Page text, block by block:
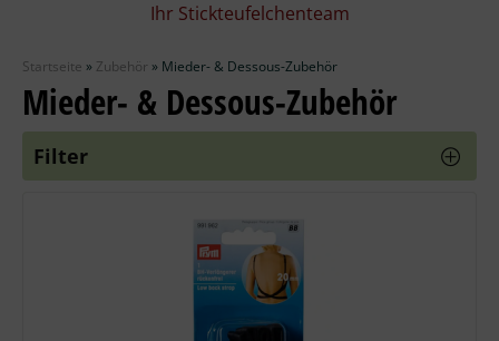
Wolle
Stricknadeln
Ihr Stickteufelchenteam
Startseite » Zubehör » Mieder- & Dessous-Zubehör
Mieder- & Dessous-Zubehör
Filter